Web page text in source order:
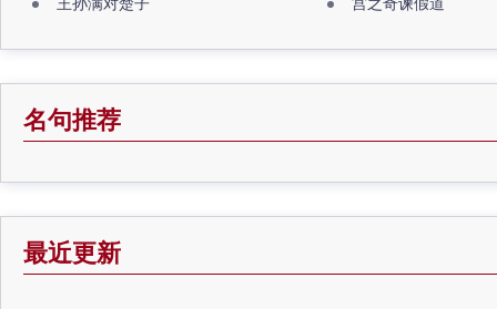
王孙满对楚子 宫之奇谏假道
名句推荐
最近更新